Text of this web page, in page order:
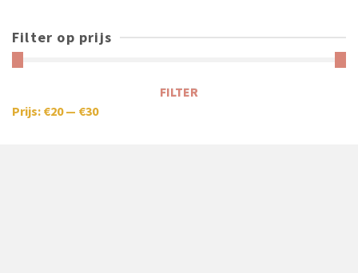
Filter op prijs
FILTER
Prijs: €20— €30